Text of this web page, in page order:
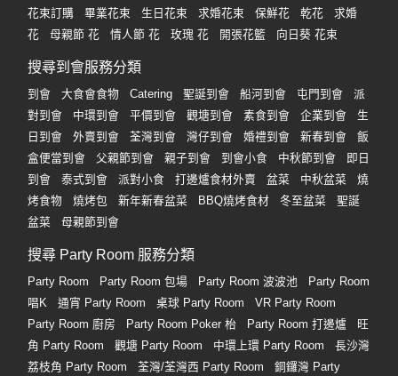
花束訂購 畢業花束 生日花束 求婚花束 保鮮花 乾花
求婚
花
母親節 花 情人節 花 玫瑰 花 開張花籃 向日葵 花束
搜尋到會服務分類
到會 大食會食物 Catering 聖誕到會 船河到會 屯門到會
派
對到會
中環到會 平價到會 觀塘到會 素食到會 企業到會
生
日到會
外賣到會 荃灣到會 灣仔到會 婚禮到會 新春到會
飯
盒便當到會
父親節到會 親子到會 到會小食 中秋節到會
即日
到會
泰式到會 派對小食 打邊爐食材外賣 盆菜 中秋盆菜
燒
烤食物
燒烤包 新年新春盆菜 BBQ燒烤食材 冬至盆菜
聖誕
盆菜
母親節到會
搜尋 Party Room 服務分類
Party Room Party Room 包場 Party Room 波波池
Party Room
唱K
通宵 Party Room 桌球 Party Room
VR Party Room
Party Room 廚房
Party Room Poker 枱 Party Room 打邊爐
旺
角 Party Room
觀塘 Party Room 中環上環 Party Room
長沙灣
荔枝角 Party Room
荃灣/荃灣西 Party Room 銅鑼灣 Party